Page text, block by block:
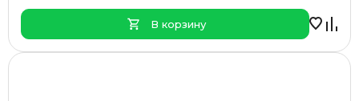
В корзину